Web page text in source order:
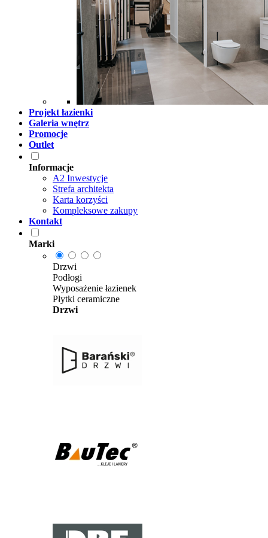
Projekt łazienki
Galeria wnętrz
Promocje
Outlet
Informacje
A2 Inwestycje
Strefa architekta
Karta korzyści
Kompleksowe zakupy
Kontakt
Marki
Drzwi
Podłogi
Wyposażenie łazienek
Płytki ceramiczne
Drzwi